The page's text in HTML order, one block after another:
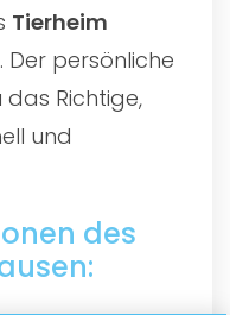
Tierheim
Der persönliche
Richtige,
und
des